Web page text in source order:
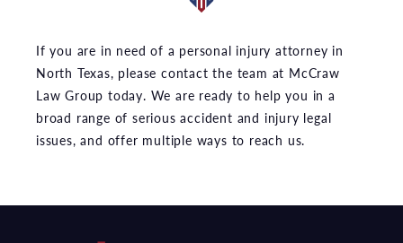
If you are in need of a personal injury attorney in
North Texas, please contact the team at McCraw
Law Group today. We are ready to help you in a
broad range of serious accident and injury legal
issues, and offer multiple ways to reach us.